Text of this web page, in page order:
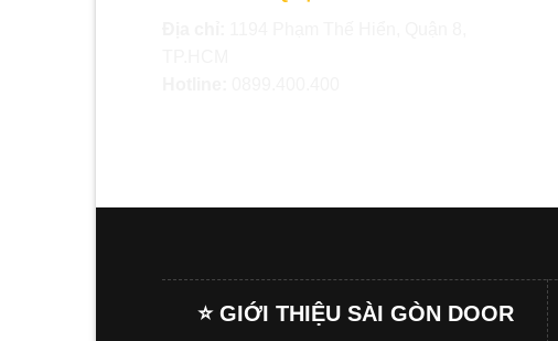
⭐ GIỚI THIỆU SÀI GÒN DOOR